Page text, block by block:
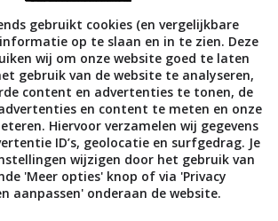
Laat ze uitlekken op
en bieslook.
Bewaar
gebruikt cookies (en vergelijkbare
op te slaan en in te zien. Deze
wij om onze website goed te laten
gebruik van de website te analyseren,
content en advertenties te tonen, de
en content te meten en onze
Hiervoor verzamelen wij gegevens
ID’s, geolocatie en surfgedrag. Je
wijzigen door het gebruik van
'Meer opties' knop of via 'Privacy
aanpassen' onderaan de website.